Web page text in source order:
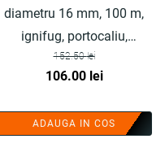
diametru 16 mm, 100 m,
ignifug, portocaliu,
polietilena - COBI SMART®
152.50lei
Prețul
a
106.00 leiPrețul
este:
ADAUGA IN COS